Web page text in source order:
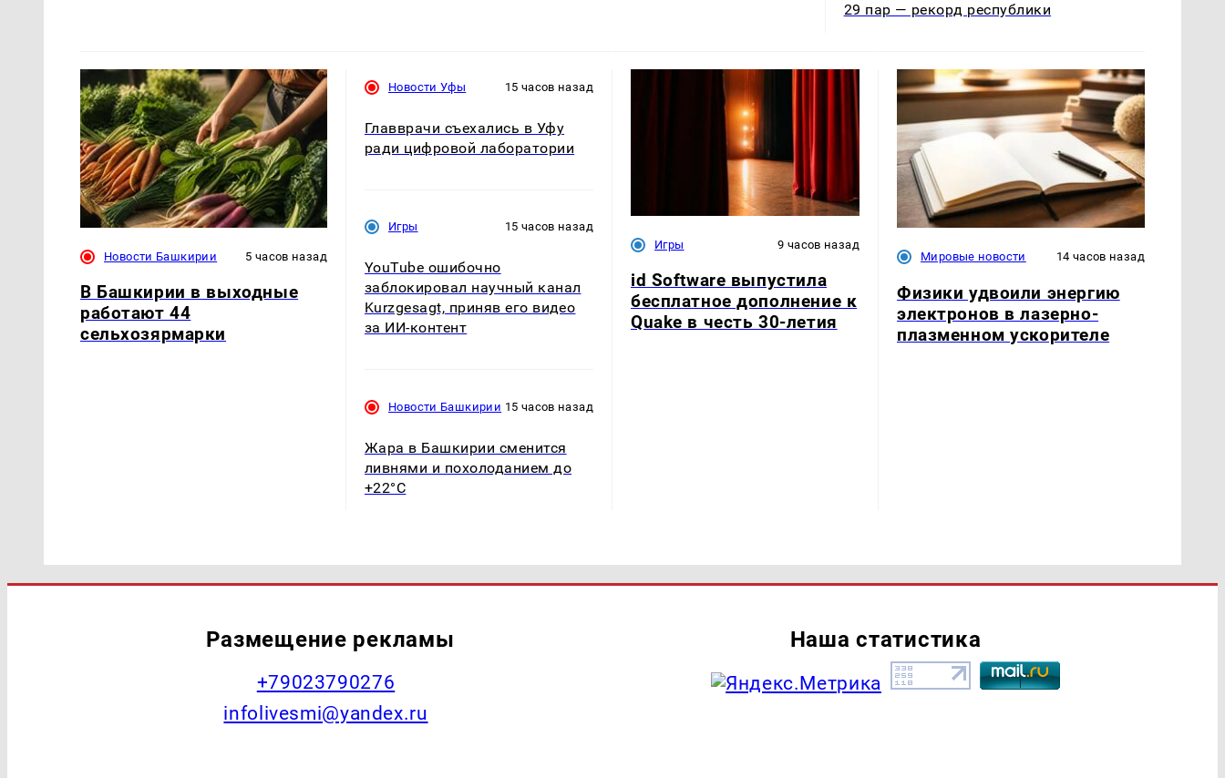
29 пар — рекорд республики
Новости Башкирии 5 часов назад
В Башкирии в выходные
работают 44
сельхозярмарки
Новости Уфы 15 часов назад
Главврачи съехались в Уфу
ради цифровой лаборатории
Игры 15 часов назад
YouTube ошибочно
заблокировал научный канал
Kurzgesagt, приняв его видео
за ИИ-контент
Новости Башкирии 15 часов назад
Жара в Башкирии сменится
ливнями и похолоданием до
+22°C
Игры 9 часов назад
id Software выпустила
бесплатное дополнение к
Quake в честь 30-летия
Мировые новости 14 часов назад
Физики удвоили энергию
электронов в лазерно-
плазменном ускорителе
Размещение рекламы
+79023790276
infolivesmi@yandex.ru
Наша статистика